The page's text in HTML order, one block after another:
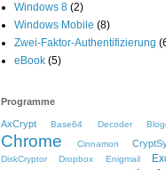
Windows 8 (2)
Windows Mobile (8)
Zwei-Faktor-Authentifizierung
eBook (5)
Programme
AxCrypt Base64 Decoder
Chrome Cinnamon
DiskCryptor Dropbox Enigmail